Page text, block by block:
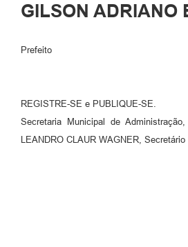
GILSON ADRIANO
Prefeito
REGISTRE-SE e PUBLIQUE-SE.
Secretaria Municipal de
LEANDRO CLAUR WAGNER, Secretário